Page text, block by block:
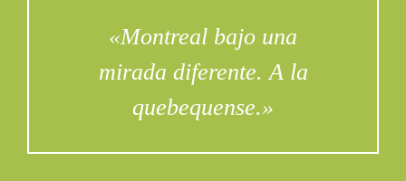
«Montreal bajo una
mirada diferente. A la
quebequense.»